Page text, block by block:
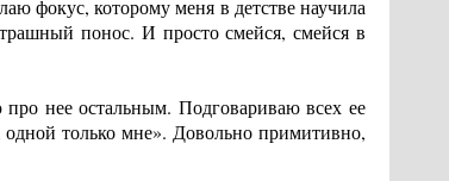
фокус, которому меня в детстве научила
понос. И просто смейся, смейся в
нее остальным. Подговариваю всех ее
одной только мне». Довольно примитивно,